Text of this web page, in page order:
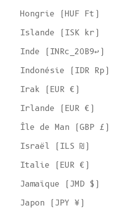
Hongrie (HUF Ft)
Islande (ISK kr)
Inde (INRc_20B9↩)
Indonésie (IDR Rp)
Irak (EUR €)
Irlande (EUR €)
Île de Man (GBP £)
Israël (ILS ₪)
Italie (EUR €)
Jamaïque (JMD $)
Japon (JPY ¥)